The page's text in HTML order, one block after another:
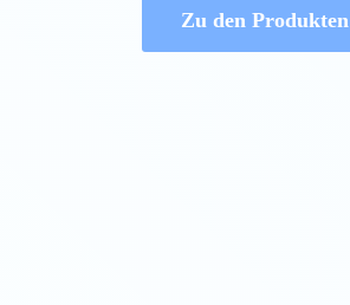
Zu den Produkten